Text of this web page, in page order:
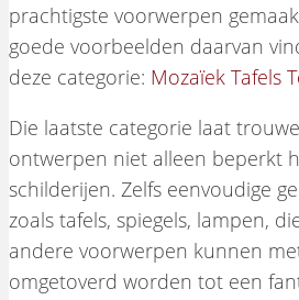
prachtigste voorwerpen
goede voorbeelden daarvan
deze categorie: Mozaïek Tafels
Die laatste categorie laat
ontwerpen niet alleen beperkt
schilderijen. Zelfs eenvoudige
zoals tafels, spiegels, lampen,
andere voorwerpen kunnen
omgetoverd worden tot een